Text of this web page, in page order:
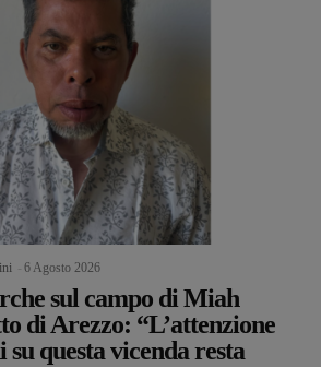
6 Agosto 2026
sul campo di Miah
di Arezzo: “L’attenzione
questa vicenda resta